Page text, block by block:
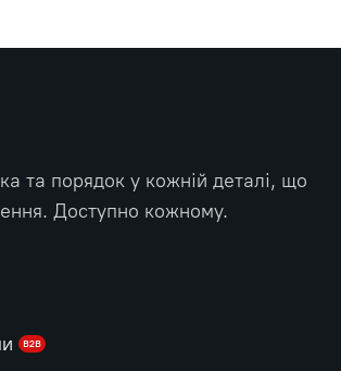
та порядок у кожній деталі, що
Доступно кожному.
B2B